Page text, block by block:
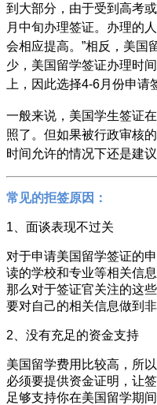
到大部分，由于受到高考
月中旬办理签证。办理的
会相应提高。”相反，美国
少，美国留学签证办理时
上，因此选择4-6月份申请
一般来说，美国学生签证
照了。但如果被行政审核
时间允许的情况下还是建
常见的拒签原因：
1、面谈表现不过关
对于申请美国留学签证的
读的学校和专业等相关信
那么对于签证官关注的这
要对自己的相关信息做到非
2、没有充足的资金支持
美国留学费用比较高，所
必须要提供资金证明，让
足够支持你在美国留学期